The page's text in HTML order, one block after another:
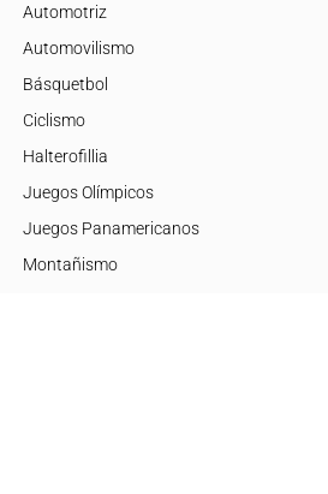
Automotriz
Automovilismo
Básquetbol
Ciclismo
Halterofillia
Juegos Olímpicos
Juegos Panamericanos
Montañismo